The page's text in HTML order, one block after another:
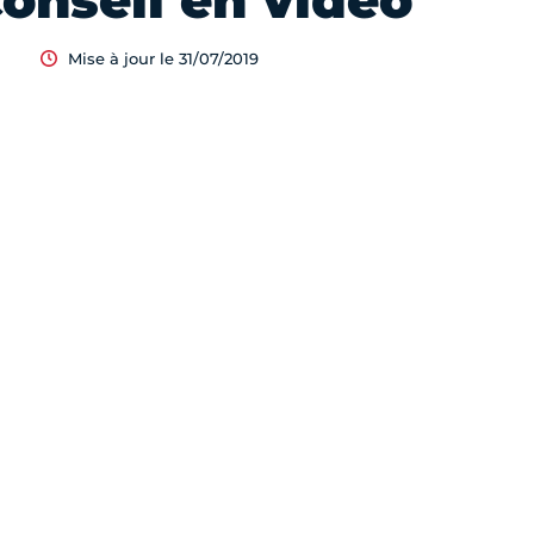
Mise à jour le 31/07/2019